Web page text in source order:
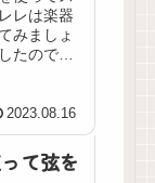
レは楽器
みましょ
たので、
2023.08.16
て弦を